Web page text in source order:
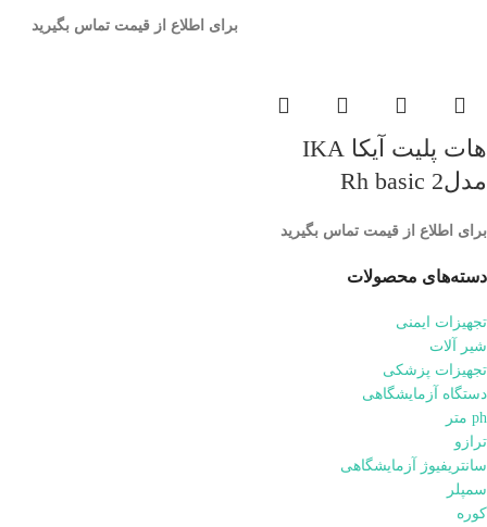
دسته‌های محصولات
تجهیزات ایمنی
شیر آلات
تجهیزات پزشکی
دستگاه آزمایشگاهی
ph متر
ترازو
سانتریفیوژ آزمایشگاهی
سمپلر
کوره
هات پلیت آیکا IKA
مدلRh basic 2
برای اطلاع از قیمت تماس بگیرید
برای اطلاع از قیمت تماس بگیرید